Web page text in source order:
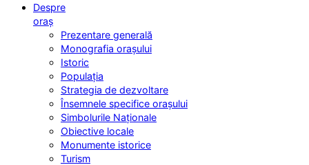
Despre
oraș
Prezentare generală
Monografia orașului
Istoric
Populația
Strategia de dezvoltare
Însemnele specifice orașului
Simbolurile Naționale
Obiective locale
Monumente istorice
Turism